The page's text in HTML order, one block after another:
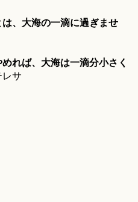
は、大海の一滴に過ぎませ
れば、大海は一滴分小さく
サ